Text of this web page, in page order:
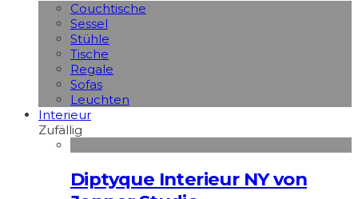
Couchtische
Sessel
Stühle
Tische
Regale
Sofas
Leuchten
Interieur
Zufällig
Diptyque Interieur NY von